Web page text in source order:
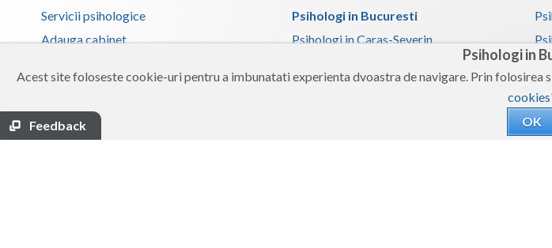
Psihologi in
Acest site foloseste cookie-uri pentru a imbunatati experienta dvoastra de navigare. Prin
OK
Feedback
Servicii psihologice
Adauga cabinet
Contact
Termeni si conditii
Psihologi in Bucuresti
Psihologi in Caras-Severin
Psihologi in Galati